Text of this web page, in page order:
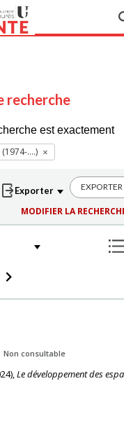
recherche
est exactement
....)
EXPORTER
MODIFIER LA
Non consultable
),Le développement des